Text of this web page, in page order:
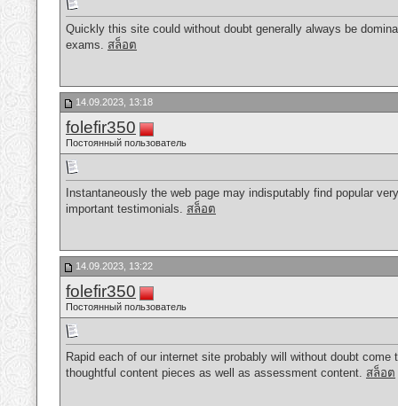
Quickly this site could without doubt generally always be
exams. สล็อต
14.09.2023, 13:18
folefir350
Постоянный пользователь
Instantaneously the web page may indisputably find popular
important testimonials. สล็อต
14.09.2023, 13:22
folefir350
Постоянный пользователь
Rapid each of our internet site probably will without doubt
thoughtful content pieces as well as assessment content. สล็อต